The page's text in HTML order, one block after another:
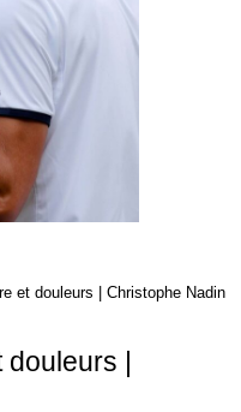
et douleurs | Christophe Nadin
|